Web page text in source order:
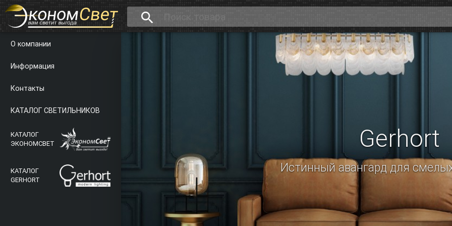
search
О компании
Информация
Контакты
КАТАЛОГ СВЕТИЛЬНИКОВ
КАТАЛОГ
ЭКОНОМСВЕТ
КАТАЛОГ
GERHORT
Gerhort
Истинный авангард для